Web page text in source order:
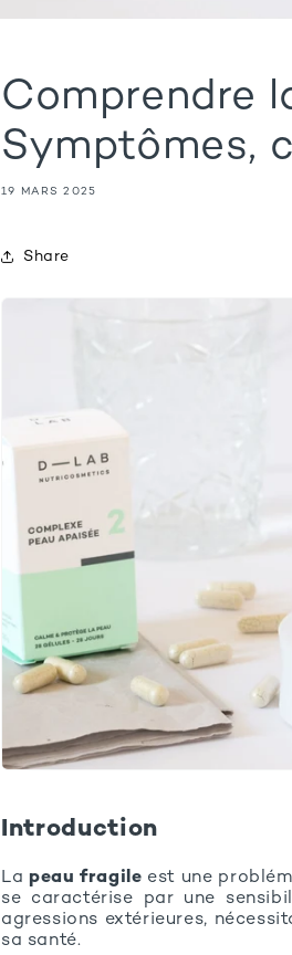
Comprendre
Symptômes,
19 MARS 2025
Share
Introduction
La peau fragile est une
se caractérise par une
agressions extérieures,
sa santé.